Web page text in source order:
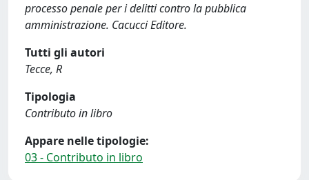
processo penale per i delitti contro la pubblica
amministrazione. Cacucci Editore.
Tutti gli autori
Tecce, R
Tipologia
Contributo in libro
Appare nelle tipologie:
03 - Contributo in libro